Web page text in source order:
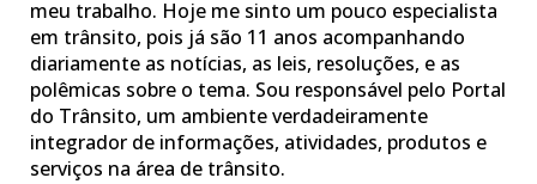
meu trabalho. Hoje me sinto um pouco especialista
em trânsito, pois já são 11 anos acompanhando
diariamente as notícias, as leis, resoluções, e as
polêmicas sobre o tema. Sou responsável pelo Portal
do Trânsito, um ambiente verdadeiramente
integrador de informações, atividades, produtos e
serviços na área de trânsito.